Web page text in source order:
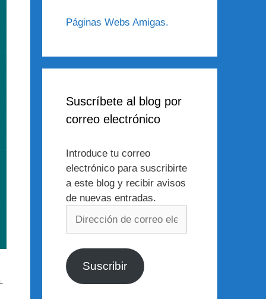
Páginas Webs Amigas.
Suscríbete al blog por
correo electrónico
Introduce tu correo
electrónico para suscribirte
a este blog y recibir avisos
de nuevas entradas.
electrónico
Suscribir